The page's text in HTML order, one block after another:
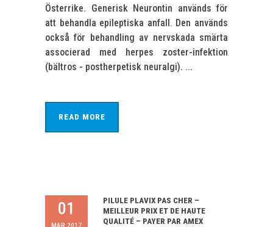
Österrike. Generisk Neurontin används för
att behandla epileptiska anfall. Den används
också för behandling av nervskada smärta
associerad med herpes zoster-infektion
(bältros - postherpetisk neuralgi). ...
READ MORE
01
PILULE PLAVIX PAS CHER –
MEILLEUR PRIX ET DE HAUTE
QUALITÉ – PAYER PAR AMEX